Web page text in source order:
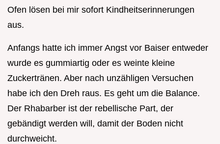
Ofen lösen bei mir sofort Kindheitserinnerungen
aus.
Anfangs hatte ich immer Angst vor Baiser entweder
wurde es gummiartig oder es weinte kleine
Zuckertränen. Aber nach unzähligen Versuchen
habe ich den Dreh raus. Es geht um die Balance.
Der Rhabarber ist der rebellische Part, der
gebändigt werden will, damit der Boden nicht
durchweicht.